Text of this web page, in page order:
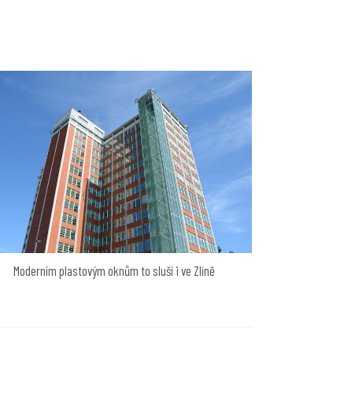
Moderním plastovým oknům to sluší i ve Zlíně